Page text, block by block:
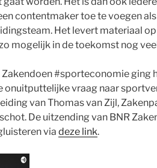
contentmaker toe te voegen
Het levert materiaal
mogelijk in de toekomst nog
Zakendoen #sporteconomie ging
onuitputtelijke vraag naar
van Thomas van Zijl,
De uitzending van BNR
via deze link.